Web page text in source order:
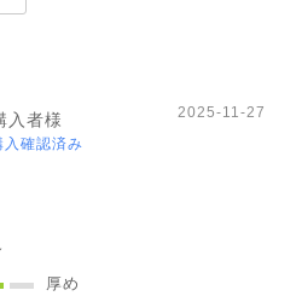
入者様
入確認済み
2025-11-27
厚め